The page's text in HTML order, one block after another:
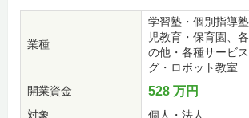
業種
学習塾・個別指導
児教育・保育園、
の他・各種サービ
グ・ロボット教室
開業資金
528 万円
対象 個人・法人